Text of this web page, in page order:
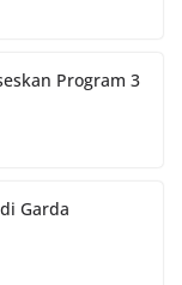
Program 3
Garda